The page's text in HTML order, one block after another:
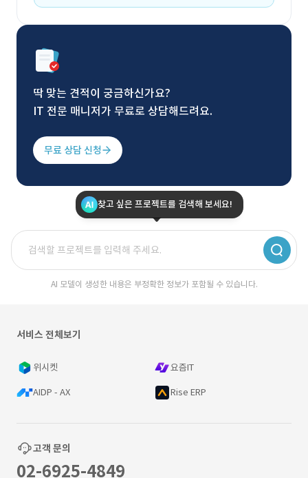
딱 맞는 견적이 궁금하신가요?
IT 전문 매니저가 무료로 상담해드려요.
무료 상담 신청
찾고 싶은 프로젝트를 검색해 보세요!
AI 모델이 생성한 내용은 부정확한 정보가 포함될 수 있습니다.
서비스 전체보기
위시켓 요즘IT
AIDP - AX Rise ERP
고객 문의
02-6925-4849